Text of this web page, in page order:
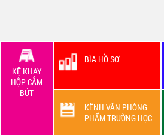
KỆ KHAY
HỘP CẮM
BÚT
BÌA HỒ SƠ
KÊNH VĂN PHÒNG
PHẨM TRƯỜNG HỌC